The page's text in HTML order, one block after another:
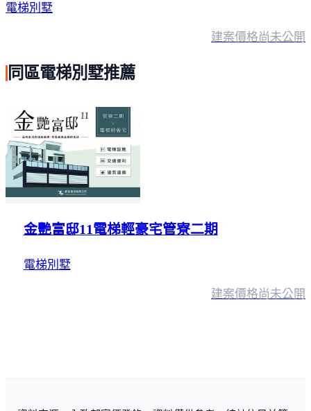
電梯別墅
建案價格尚未公開
同區電梯別墅推薦
金艷富邸11電梯輕豪宅管寮二期
電梯別墅
建案價格尚未公開